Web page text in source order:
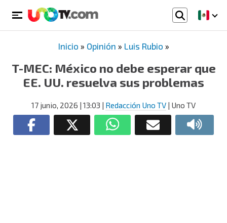
Inicio » Opinión » Luis Rubio »
T-MEC: México no debe esperar que
EE. UU. resuelva sus problemas
17 junio, 2026 | 13:03 | Redacción Uno TV | Uno TV